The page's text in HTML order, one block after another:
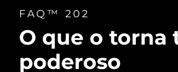
FAQ™ 202
O que o torna
poderoso
FOREO APP
SOBRE
Kuwait
Letônia